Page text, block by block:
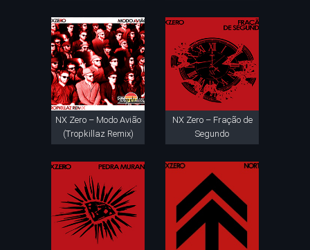
NX Zero – Modo Avião
(Tropkillaz Remix)
NX Zero – Fração de
Segundo